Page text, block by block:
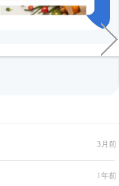
3月前
1年前